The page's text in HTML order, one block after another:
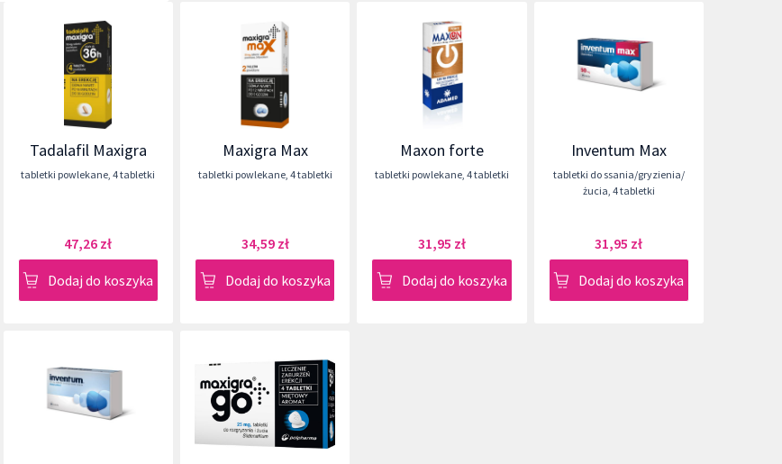
Tadalafil Maxigra
tabletki powlekane,4 tabletki
47,26 zł
Dodaj do koszyka
Maxigra Max
tabletki powlekane, 4 tabletki
34,59 zł
Dodaj do koszyka
Maxon forte
tabletki powlekane, 4 tabletki
31,95 zł
Dodaj do koszyka
Inventum Max
tabletki do ssania/gryzienia/
żucia, 4 tabletki
31,95 zł
Dodaj do koszyka